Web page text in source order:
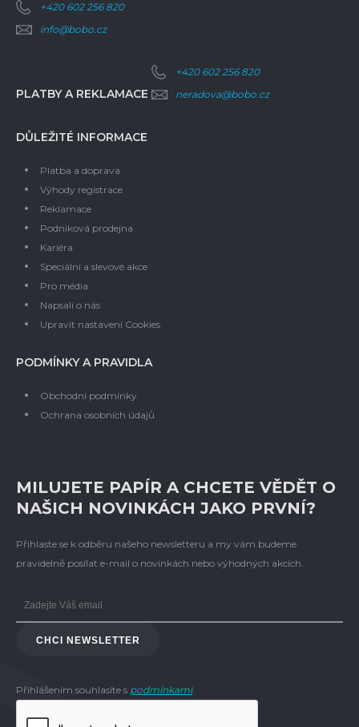
+420 602 256 820
info@bobo.cz
PLATBY A REKLAMACE
+420 602 256 820
neradova@bobo.cz
DŮLEŽITÉ INFORMACE
Platba a doprava
Výhody registrace
Reklamace
Podniková prodejna
Kariéra
Speciální a slevové akce
Pro média
Napsali o nás
Upravit nastavení Cookies
PODMÍNKY A PRAVIDLA
Obchodní podmínky
Ochrana osobních údajů
MILUJETE PAPÍR A CHCETE VĚDĚT O
NAŠICH NOVINKÁCH JAKO PRVNÍ?
Přihlaste se k odběru našeho newsletteru a my vám budeme
pravidelně posílat e-mail o novinkách nebo výhodných akcích.
CHCI NEWSLETTER
Přihlášením souhlasíte s podmínkami.